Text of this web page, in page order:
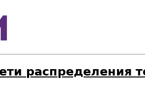
распределения